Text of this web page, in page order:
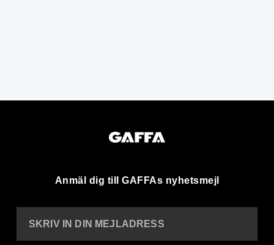
Anmäl dig till GAFFAs nyhetsmejl
SKRIV IN DIN MEJLADRESS